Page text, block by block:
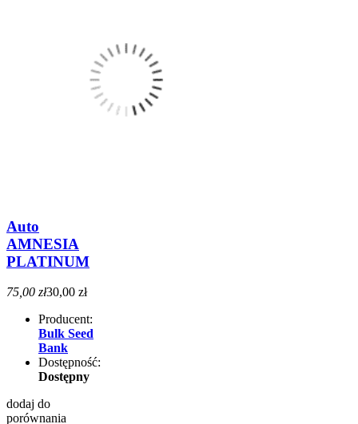
Auto
AMNESIA
PLATINUM
75,00 zł30,00 zł
Producent:
Bulk Seed
Bank
Dostępność:
Dostępny
dodaj do
porównania